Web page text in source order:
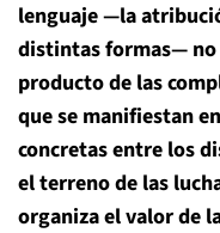
lenguaje —la
distintas formas—
producto de las
que se manifiestan
concretas entre los
el terreno de las
organiza el valor de